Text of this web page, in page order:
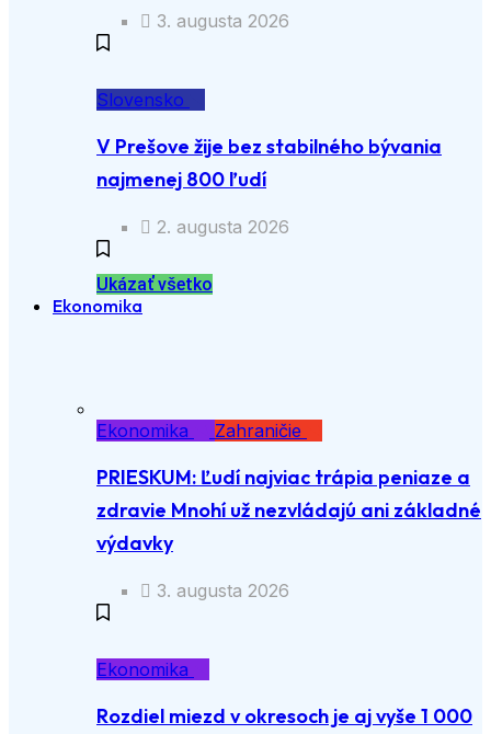
3. augusta 2026
Slovensko
V Prešove žije bez stabilného bývania
najmenej 800 ľudí
2. augusta 2026
Ukázať všetko
Ekonomika
Ekonomika Zahraničie
PRIESKUM: Ľudí najviac trápia peniaze a
zdravie Mnohí už nezvládajú ani základné
výdavky
3. augusta 2026
Ekonomika
Rozdiel miezd v okresoch je aj vyše 1 000